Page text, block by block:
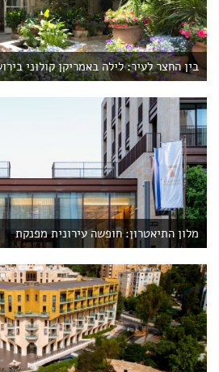
בין החצר לעיר: לילה באמריקן קולוני
מלון התיאטרון: חופשה עירונית מפנקת